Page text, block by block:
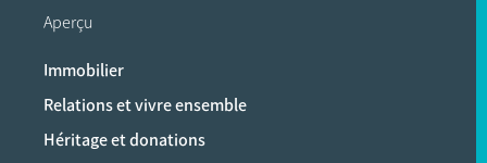
Aperçu
Immobilier
Relations et vivre ensemble
Héritage et donations